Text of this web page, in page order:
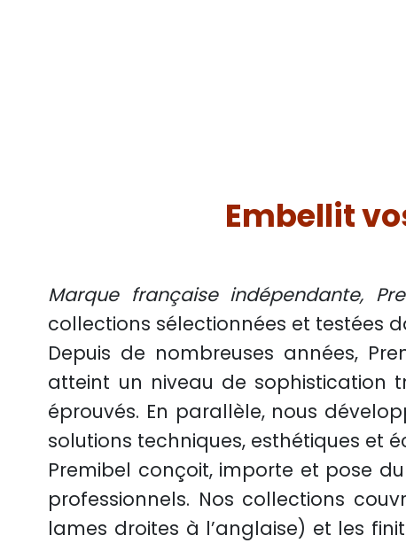
Embellit
Marque française indépendante,
collections sélectionnées et testées
Depuis de nombreuses années,
atteint un niveau de sophistication
éprouvés. En parallèle, nous
solutions techniques, esthétiques et
Premibel conçoit, importe et pose du
professionnels. Nos collections
lames droites à l’anglaise) et les